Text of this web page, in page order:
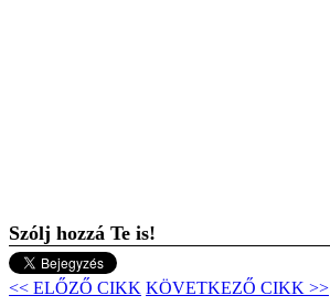
Szólj hozzá Te is!
<< ELŐZŐ CIKK KÖVETKEZŐ CIKK >>